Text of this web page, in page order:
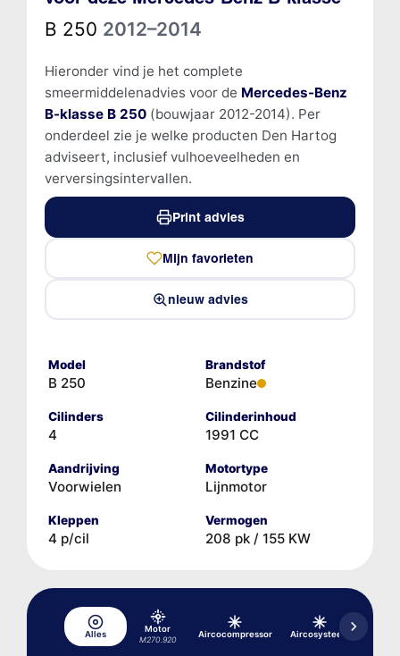
B 250 2012–2014
Hieronder vind je het complete
smeermiddelenadvies voor de Mercedes-Benz
B-klasse B 250(bouwjaar 2012-2014). Per
onderdeel zie je welke producten Den Hartog
adviseert, inclusief vulhoeveelheden en
verversingsintervallen.
Print advies
Mijn favorieten
nieuw advies
Model
B 250
Brandstof
Benzine
Cilinders
4
Cilinderinhoud
1991 CC
Aandrijving
Voorwielen
Motortype
Lijnmotor
Kleppen
4 p/cil
Vermogen
208 pk / 155 KW
Alles
Motor
M270.920
Aircocompressor Aircosysteem